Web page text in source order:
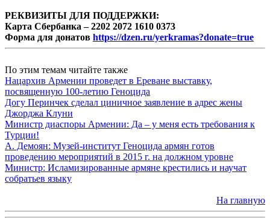
РЕКВИЗИТЫ ДЛЯ ПОДДЕРЖКИ:
Карта Сбербанка – 2202 2072 1610 0373
Форма для донатов https://dzen.ru/yerkramas?donate=true
По этим темам читайте также
Нацархив Армении проведет в Ереване выставку,
посвященную 100-летию Геноцида
Догу Перинчек сделал циничное заявление в адрес жены
Джорджа Клуни
Министр диаспоры Армении: Да – у меня есть требования к
Турции!
А. Демоян: Музей-институт Геноцида армян готов
проведению мероприятий в 2015 г. на должном уровне
Министр: Исламизированные армяне крестились и научат
собратьев языку
На главную